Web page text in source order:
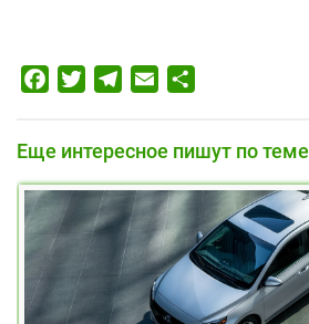
FacebookTwitterTelegram
Email
Еще интересное пишут по теме